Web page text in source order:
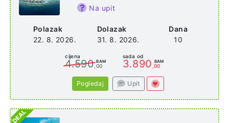
Polazak
22. 8. 2026.
Dolazak
31. 8. 2026.
Dana
10
Na upit
cijena
4.590 BAM
,00
sada od
3.890 BAM
,00
Pogledaj Upit